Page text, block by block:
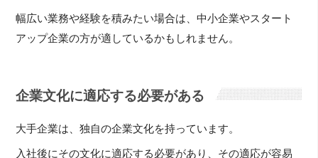
幅広い業務や経験を積みたい場合は、中小企業やスタート
アップ企業の方が適しているかもしれません。
企業文化に適応する必要がある
大手企業は、独自の企業文化を持っています。
入社後にその文化に適応する必要があり、その適応が容易